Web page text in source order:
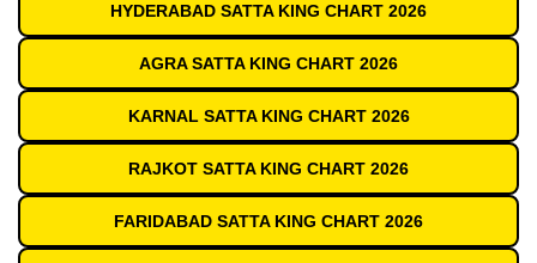
HYDERABAD SATTA KING CHART 2026
AGRA SATTA KING CHART 2026
KARNAL SATTA KING CHART 2026
RAJKOT SATTA KING CHART 2026
FARIDABAD SATTA KING CHART 2026